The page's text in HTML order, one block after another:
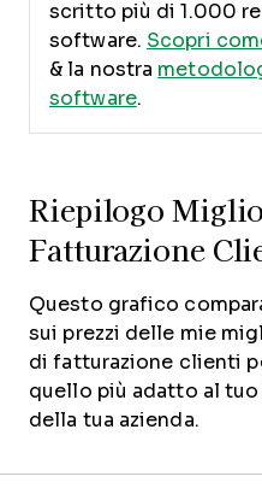
scritto più di 1.000
software. Scopri
& la nostra
software.
Riepilogo
Fatturazione
Questo grafico
sui prezzi delle mie
di fatturazione clienti
quello più adatto al
della tua azienda.